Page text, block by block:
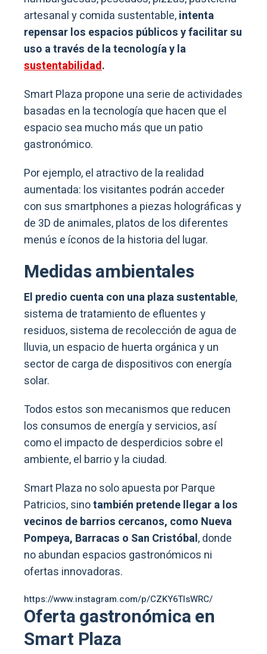
artesanal y comida sustentable,intenta
repensar los espacios públicos y facilitar su
uso a través de la tecnología y la
sustentabilidad.
Smart Plaza propone una serie de actividades
basadas en la tecnología que hacen que el
espacio sea mucho más que un patio
gastronómico.
Por ejemplo, el atractivo de la realidad
aumentada: los visitantes podrán acceder
con sus smartphones a piezas holográficas y
de 3D de animales, platos de los diferentes
menús e íconos de la historia del lugar.
Medidas ambientales
El predio cuenta con una plaza sustentable,
sistema de tratamiento de efluentes y
residuos, sistema de recolección de agua de
lluvia, un espacio de huerta orgánica y un
sector de carga de dispositivos con energía
solar.
Todos estos son mecanismos que reducen
los consumos de energía y servicios, así
como el impacto de desperdicios sobre el
ambiente, el barrio y la ciudad.
Smart Plaza no solo apuesta por Parque
Patricios, sinotambién pretende llegar a los
vecinos de barrios cercanos, como Nueva
Pompeya, Barracas o San Cristóbal, donde
no abundan espacios gastronómicos ni
ofertas innovadoras.
https://www.instagram.com/p/CZKY6TIsWRC/
Oferta gastronómica en
Smart Plaza